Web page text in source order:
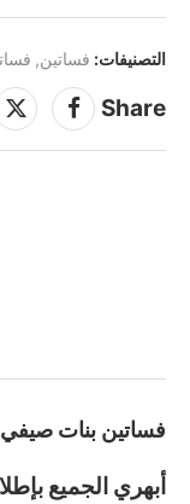
التصنيفات: فساتين,
Share
فساتين بنات
أبهري الجميع